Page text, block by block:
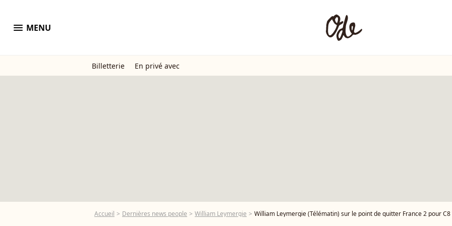
menu MENU
Billetterie En privé avec
Accueil Dernières news people William Leymergie William Leymergie (Télématin) sur le point de quitter France 2 pour C8